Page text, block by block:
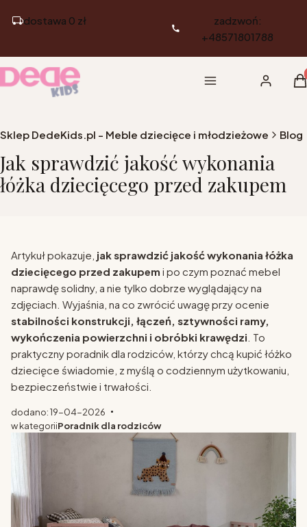
dostawa 0 zł
zadzwoń:
+48571801788
Menu Zaloguj się
Sklep DedeKids.pl - Meble dziecięce i młodzieżowe Blog
Jak sprawdzić jakość wykonania
łóżka dziecięcego przed zakupem
Artykuł pokazuje, jak sprawdzić jakość wykonania łóżka
dziecięcego przed zakupem i po czym poznać mebel
naprawdę solidny, a nie tylko dobrze wyglądający na
zdjęciach. Wyjaśnia, na co zwrócić uwagę przy ocenie
stabilności konstrukcji, łączeń, sztywności ramy,
wykończenia powierzchni i obróbki krawędzi . To
praktyczny poradnik dla rodziców, którzy chcą kupić łóżko
dziecięce świadomie, z myślą o codziennym użytkowaniu,
bezpieczeństwie i trwałości.
dodano: 19-04-2026
w kategoriiPoradnik dla rodziców